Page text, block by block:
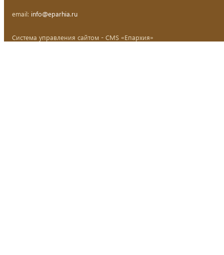
email: info@eparhia.ru
Система управления сайтом - CMS «Епархия»